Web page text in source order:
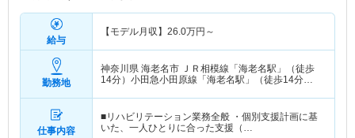
給与
【モデル月収】 26.0万円～
勤務地
神奈川県 海老名市 ＪＲ相模線「海老名駅」（徒歩
14分）小田急小田原線「海老名駅」（徒歩14分）
仕事内容
■リハビリテーション業務全般 ・個別支援計画に基
いた、一人ひとりに合った支援（…